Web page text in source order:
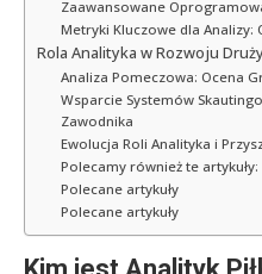
Zaawansowane
Metryki Kluczowe dla Analizy:
Rola Analityka w Rozwoju
Analiza Pomeczowa: Ocena
Wsparcie Systemów
Zawodnika
Ewolucja Roli Analityka i
Polecamy również te artykuły:
Polecane artykuły
Polecane artykuły